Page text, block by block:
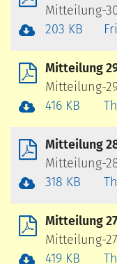
Mitteilung-
203 KB
Mitteilung
Mitteilung-
416 KB
Mitteilung
Mitteilung-
318 KB
Mitteilung
Mitteilung-
419 KB